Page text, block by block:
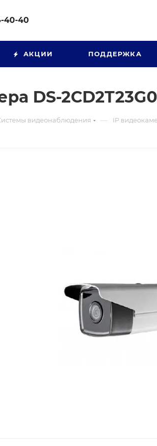
40-40
АКЦИИ ПОДДЕРЖКА
DS-
видеонаблюдения — IP